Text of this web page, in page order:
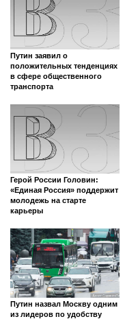
Путин заявил о
положительных тенденциях
в сфере общественного
транспорта
Герой России Головин:
«Единая Россия» поддержит
молодежь на старте
карьеры
Путин назвал Москву одним
из лидеров по удобству